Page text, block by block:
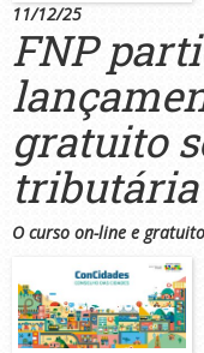
11/12/25
FNP
gratuito
O curso on-line e